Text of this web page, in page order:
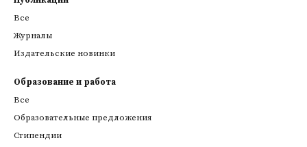
Все
Журналы
Издательские новинки
Образование и работа
Все
Образовательные предложения
Стипендии